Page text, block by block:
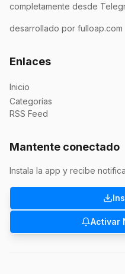
completamente desde
desarrollado por fulloap.com
Enlaces
Inicio
Categorías
RSS Feed
Mantente conectado
Instala la app y recibe
Activar